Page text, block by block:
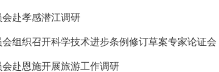
赴孝感潜江调研
组织召开科学技术进步条例修订草案专家论证会
赴恩施开展旅游工作调研